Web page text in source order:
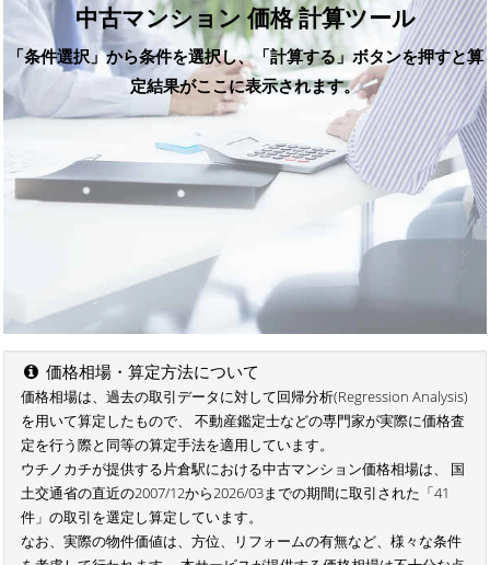
中古マンション 価格 計算ツール
「条件選択」から条件を選択し、「計算する」ボタンを押すと算
定結果がここに表示されます。
価格相場・算定方法について
価格相場は、過去の取引データに対して回帰分析(Regression Analysis)
を用いて算定したもので、 不動産鑑定士などの専門家が実際に価格査
定を行う際と同等の算定手法を適用しています。
ウチノカチが提供する片倉駅における中古マンション価格相場は、 国
土交通省の直近の2007/12から2026/03までの期間に取引された「41
件」の取引を選定し算定しています。
なお、実際の物件価値は、方位、リフォームの有無など、様々な条件